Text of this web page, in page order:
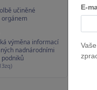
učiněné
výměna informací
nadnárodními
E-